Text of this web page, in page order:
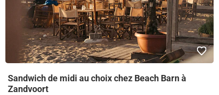
Sandwich de midi au choix chez Beach Barn à
Zandvoort